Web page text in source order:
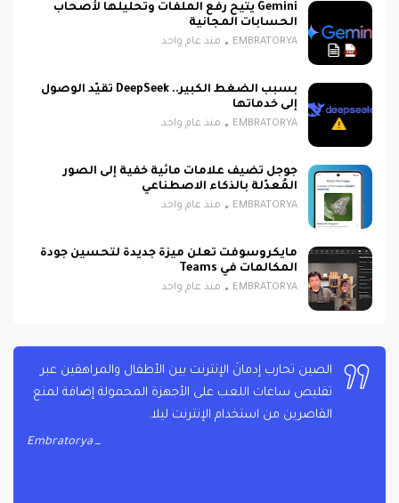
Gemini يتيح رفع الملفات وتحليلها لأصحاب
الحسابات المجانية
EMBRATORYA منذ عام واحد
بسبب الضغط الكبير.. DeepSeek تقيّد الوصول
إلى خدماتها
EMBRATORYA منذ عام واحد
جوجل تضيف علامات مائية خفية إلى الصور
المُعدّلة بالذكاء الاصطناعي
EMBRATORYA منذ عام واحد
مايكروسوفت تعلن ميزة جديدة لتحسين جودة
المكالمات في Teams
EMBRATORYA منذ عام واحد
الصين تحارب إدمانَ الإنترنت بين الأطفال والمراهقين عبر
تقليص ساعات اللعب على الأجهزة المحمولة إضافة لمنع
القاصرين من استخدام الإنترنت ليلا.
Embratorya